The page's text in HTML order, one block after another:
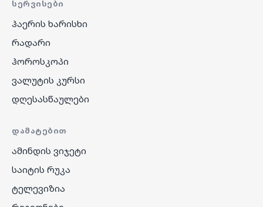
ᲡᲔᲠᲕᲘᲡᲔᲑᲘ
ჰაერის ხარისხი
რადარი
ჰოროსკოპი
ვალუტის კურსი
დღესასწაულები
ᲓᲐᲛᲐᲢᲔᲑᲘᲗ
ამინდის ვიჯეტი
საიტის რუკა
ტელევიზია